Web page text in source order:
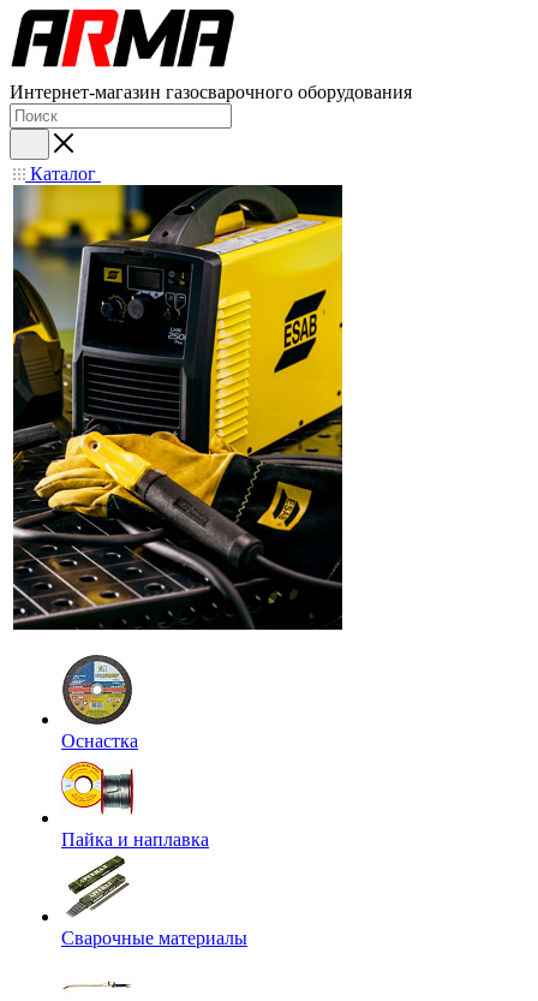
Интернет-магазин газосварочного оборудования
Каталог
Оснастка
Пайка и наплавка
Сварочные материалы